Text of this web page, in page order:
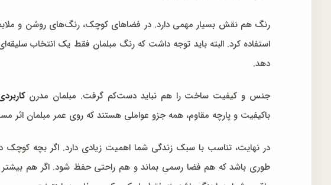
رنگ هم نقش بسیار مهمی دارد. در فضاهای کوچک، رنگ‌های روشن و
استفاده کرد. البته باید توجه داشت که رنگ مبلمان فقط یک انتخاب
دهد.
جنس و کیفیت ساخت را هم نباید دست‌کم گرفت. مبلمان مدرن
باکیفیت و پارچه مقاوم، همه جزو عواملی هستند که روی عمر مبلمان اثر
در نهایت، تناسب با سبک زندگی شما اهمیت زیادی دارد. اگر بچه کوچک
طوری باشد که هم فضا رسمی بماند و هم راحتی حفظ شود. اگر هم بیشتر